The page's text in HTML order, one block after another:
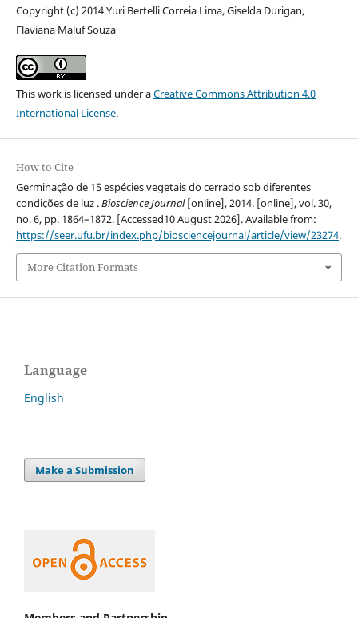
Copyright (c) 2014 Yuri Bertelli Correia Lima, Giselda Durigan,
Flaviana Maluf Souza
This work is licensed under aCreative Commons Attribution 4.0
International License.
How to Cite
Germinação de 15 espécies vegetais do cerrado sob diferentes
condições de luz .Bioscience Journal[online], 2014. [online], vol. 30,
no. 6, pp. 1864–1872. [Accessed10 August 2026]. Available from:
https://seer.ufu.br/index.php/biosciencejournal/article/view/23274.
More Citation Formats
Language
English
Make a Submission